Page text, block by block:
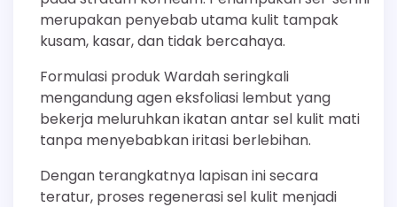
merupakan penyebab utama kulit tampak
kusam, kasar, dan tidak bercahaya.
Formulasi produk Wardah seringkali
mengandung agen eksfoliasi lembut yang
bekerja meluruhkan ikatan antar sel kulit mati
tanpa menyebabkan iritasi berlebihan.
Dengan terangkatnya lapisan ini secara
teratur, proses regenerasi sel kulit menjadi